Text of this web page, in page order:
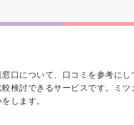
口について、口コミを参考に
討できるサービスです。ミツ
します。